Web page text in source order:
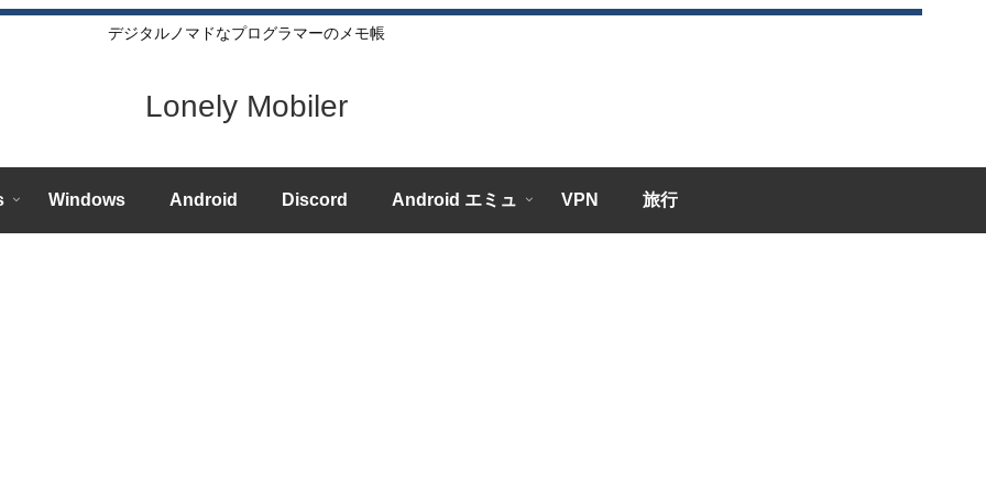
デジタルノマドなプログラマーのメモ帳
Lonely Mobiler
Windows Android Discord Android エミュ VPN 旅行